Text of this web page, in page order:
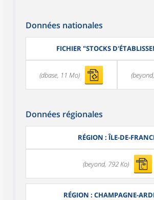
Données nationales
FICHIER "STOCKS
(dbase, 11 Mo)
Données régionales
RÉGION : ÎLE-DE-
(beyond, 792 Ko)
RÉGION : CHAMPAGNE-